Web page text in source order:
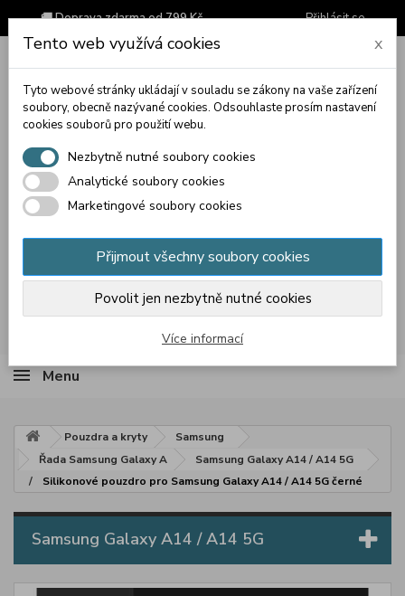
🚚 Doprava zdarma od 799 Kč Přihlásit se
Košík (prázdný)
Menu
Pouzdra a kryty
Samsung
Řada Samsung Galaxy A
Samsung Galaxy A14 / A14 5G
Silikonové pouzdro pro Samsung Galaxy A14 / A14 5G černé
Samsung Galaxy A14 / A14 5G
Tento web využívá cookies x
Tyto webové stránky ukládají v souladu se zákony na vaše zařízení
soubory, obecně nazývané cookies. Odsouhlaste prosím nastavení
cookies souborů pro použití webu.
Nezbytně nutné soubory cookies
Analytické soubory cookies
Marketingové soubory cookies
Přijmout všechny soubory cookies
Povolit jen nezbytně nutné cookies
Více informací